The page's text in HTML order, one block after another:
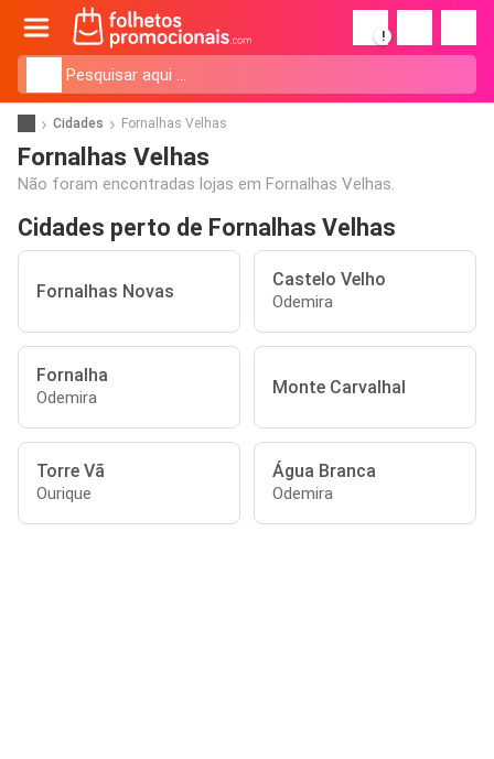
!
Cidades Fornalhas Velhas
Fornalhas Velhas
Não foram encontradas lojas em Fornalhas Velhas.
Cidades perto de Fornalhas Velhas
Fornalhas Novas
Castelo Velho
Odemira
Fornalha
Odemira Monte Carvalhal
Torre Vã
Ourique
Água Branca
Odemira